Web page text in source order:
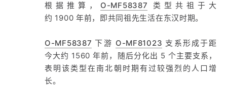
根据推算， O-MF58387 类型共祖于大
约 1900 年前，即共同祖先生活在东汉时期。
O-MF58387 下游 O-MF81023 支系形成于距
今大约 1560 年前，随后分化出 5 个主要支系，
表明该类型在南北朝时期有过较强烈的人口增
长。